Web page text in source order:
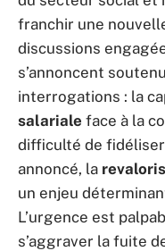
franchir une
discussions
s’annoncent
interrogations : la
salariale face à la
difficulté de
annoncé, la
un enjeu
L’urgence est
s’aggraver la fuite